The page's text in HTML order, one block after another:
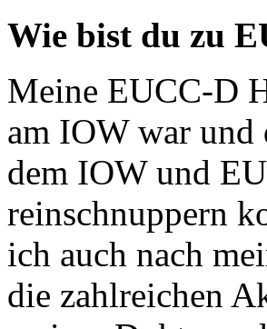
Wie bist du zu
Meine EUCC-D
am IOW war und
dem IOW und
reinschnuppern
ich auch nach
die zahlreichen